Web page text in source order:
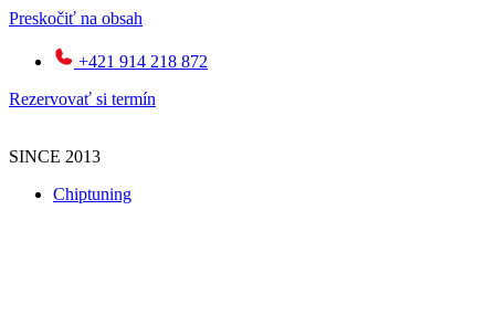
Preskočiť na obsah
+421 914 218 872
Rezervovať si termín
SINCE 2013
Chiptuning